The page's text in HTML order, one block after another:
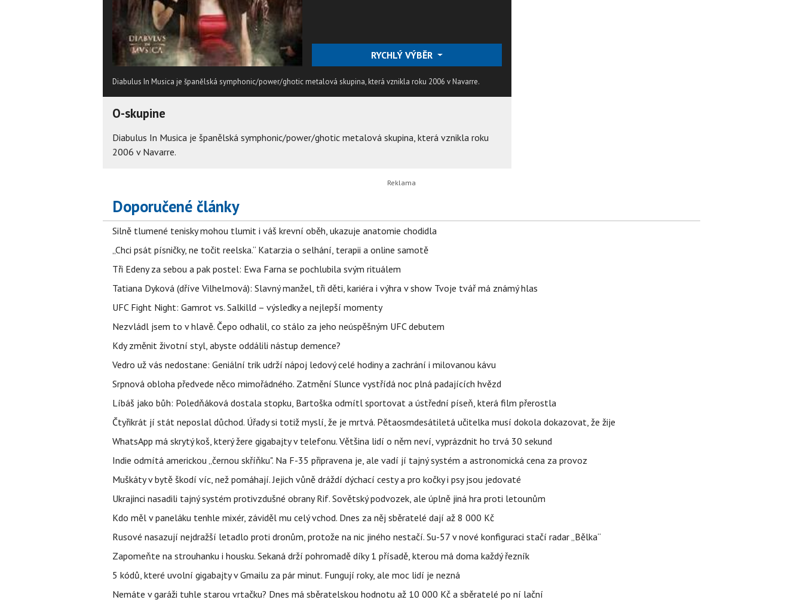
RYCHLÝ VÝBĚR
Diabulus In Musica je španělská symphonic/power/ghotic metalová skupina, která vznikla roku 2006 v Navarre.
O-skupine
Diabulus In Musica je španělská symphonic/power/ghotic metalová skupina, která vznikla roku
2006 v Navarre.
Doporučené články
Silně tlumené tenisky mohou tlumit i váš krevní oběh, ukazuje anatomie chodidla
„Chci psát písničky, ne točit reelska.“ Katarzia o selhání, terapii a online samotě
Tři Edeny za sebou a pak postel: Ewa Farna se pochlubila svým rituálem
Tatiana Dyková (dříve Vilhelmová): Slavný manžel, tři děti, kariéra i výhra v show Tvoje tvář má známý hlas
UFC Fight Night: Gamrot vs. Salkilld – výsledky a nejlepší momenty
Nezvládl jsem to v hlavě. Čepo odhalil, co stálo za jeho neúspěšným UFC debutem
Kdy změnit životní styl, abyste oddálili nástup demence?
Vedro už vás nedostane: Geniální trik udrží nápoj ledový celé hodiny a zachrání i milovanou kávu
Srpnová obloha předvede něco mimořádného. Zatmění Slunce vystřídá noc plná padajících hvězd
Líbáš jako bůh: Poledňáková dostala stopku, Bartoška odmítl sportovat a ústřední píseň, která film přerostla
Čtyřikrát jí stát neposlal důchod. Úřady si totiž myslí, že je mrtvá. Pětaosmdesátiletá učitelka musí dokola dokazovat, že žije
WhatsApp má skrytý koš, který žere gigabajty v telefonu. Většina lidí o něm neví, vyprázdnit ho trvá 30 sekund
Indie odmítá americkou „černou skříňku". Na F-35 připravena je, ale vadí jí tajný systém a astronomická cena za provoz
Muškáty v bytě škodí víc, než pomáhají. Jejich vůně dráždí dýchací cesty a pro kočky i psy jsou jedovaté
Ukrajinci nasadili tajný systém protivzdušné obrany Rif. Sovětský podvozek, ale úplně jiná hra proti letounům
Kdo měl v paneláku tenhle mixér, záviděl mu celý vchod. Dnes za něj sběratelé dají až 8 000 Kč
Rusové nasazují nejdražší letadlo proti dronům, protože na nic jiného nestačí. Su-57 v nové konfiguraci stačí radar „Bělka“
Zapomeňte na strouhanku i housku. Sekaná drží pohromadě díky 1 přísadě, kterou má doma každý řezník
5 kódů, které uvolní gigabajty v Gmailu za pár minut. Fungují roky, ale moc lidí je nezná
Nemáte v garáži tuhle starou vrtačku? Dnes má sběratelskou hodnotu až 10 000 Kč a sběratelé po ní lační